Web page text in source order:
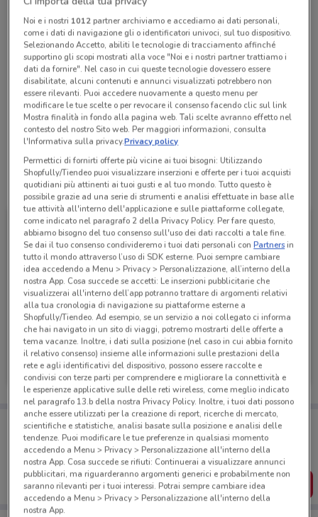
Chiama il negozio
Chiuso
Lunedì 10:00 / 21:00
Martedì 10:00 / 21:00
Mercoledì 10:00 / 21:00
Giovedì 10:00 / 21:00
Venerdì 10:00 / 21:00
Sabato 10:00 / 21:00
Domenica 10:00 / 21:00
06 52207795
C.C. Euroma 2, Località Castellaccio
Tutte le promozioni di questo negozio
Douglas
Scade il 22/09 524 m
Porta DoveConviene sempre con te!
Puoi trovare le migliori offerte dei negozi vicino a te,
salvarle e creare la tua lista del risparmio, comodamente
dal tuo cellulare.
SCARICA L’APP
Noi e i nostri 1012partner archiviamo e accediamo ai dati personali,
come i dati di navigazione gli o identificatori univoci, sul tuo dispositivo.
Selezionando Accetto, abiliti le tecnologie di tracciamento affinché
supportino gli scopi mostrati alla voce "Noi e i nostri partner trattiamo i
dati da fornire". Nel caso in cui queste tecnologie dovessero essere
disabilitate, alcuni contenuti e annunci visualizzati potrebbero non
essere rilevanti. Puoi accedere nuovamente a questo menu per
modificare le tue scelte o per revocare il consenso facendo clic sul link
Mostra finalità in fondo alla pagina web. Tali scelte avranno effetto nel
contesto del nostro Sito web. Per maggiori informazioni, consulta
l'Informativa sulla privacy.Privacy policy
Permettici di fornirti offerte più vicine ai tuoi bisogni: Utilizzando
Shopfully/Tiendeo puoi visualizzare inserzioni e offerte per i tuoi acquisti
quotidiani più attinenti ai tuoi gusti e al tuo mondo. Tutto questo è
possibile grazie ad una serie di strumenti e analisi effettuate in base alle
tue attività all'interno dell'applicazione e sulle piattaforme collegate,
come indicato nel paragrafo 2 della Privacy Policy. Per fare questo,
abbiamo bisogno del tuo consenso sull'uso dei dati raccolti a tale fine.
Se dai il tuo consenso condivideremo i tuoi dati personali conPartnersin
tutto il mondo attraverso l’uso di SDK esterne. Puoi sempre cambiare
idea accedendo a Menu > Privacy > Personalizzazione, all’interno della
nostra App. Cosa succede se accetti: Le inserzioni pubblicitarie che
visualizzerai all'interno dell’app potranno trattare di argomenti relativi
alla tua cronologia di navigazione su piattaforme esterne a
Shopfully/Tiendeo. Ad esempio, se un servizio a noi collegato ci informa
che hai navigato in un sito di viaggi, potremo mostrarti delle offerte a
tema vacanze. Inoltre, i dati sulla posizione (nel caso in cui abbia fornito
il relativo consenso) insieme alle informazioni sulle prestazioni della
rete e agli identificativi del dispositivo, possono essere raccolte e
condivisi con terze parti per comprendere e migliorare la connettività e
le esperienze applicative sulle delle reti wireless, come meglio indicato
nel paragrafo 13.b della nostra Privacy Policy. Inoltre, i tuoi dati possono
anche essere utilizzati per la creazione di report, ricerche di mercato,
scientifiche e statistiche, analisi basate sulla posizione e analisi delle
tendenze. Puoi modificare le tue preferenze in qualsiasi momento
accedendo a Menu > Privacy > Personalizzazione all'interno della
nostra App. Cosa succede se rifiuti: Continuerai a visualizzare annunci
pubblicitari, ma riguarderanno argomenti generici e probabilmente non
saranno rilevanti per i tuoi interessi. Potrai sempre cambiare idea
accedendo a Menu > Privacy > Personalizzazione all'interno della
nostra App.